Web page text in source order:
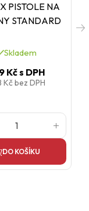
PISTOLE NA
STANDARD
Skladem
Kčs DPH
Kčbez DPH
DO KOŠÍKU